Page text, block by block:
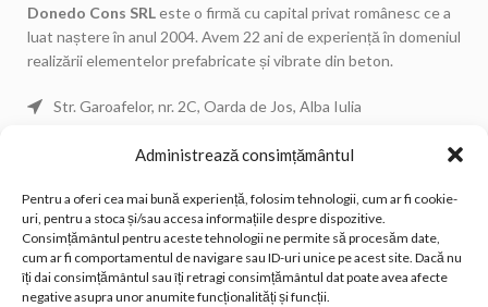
Administrează consimțământul
Pentru a oferi cea mai bună experiență, folosim tehnologii, cum ar fi cookie-
uri, pentru a stoca și/sau accesa informațiile despre dispozitive.
Consimțământul pentru aceste tehnologii ne permite să procesăm date,
cum ar fi comportamentul de navigare sau ID-uri unice pe acest site. Dacă nu
îți dai consimțământul sau îți retragi consimțământul dat poate avea afecte
negative asupra unor anumite funcționalități și funcții.
Donedo Cons SRLeste o firmă cu capital privat românesc ce a
luat naștere în anul 2004. Avem 22 ani de experiență în domeniul
realizării elementelor prefabricate și vibrate din beton.
Str. Garoafelor, nr. 2C, Oarda de Jos, Alba Iulia
Telefon Fix: 0258 815 533
Email: office@donedocons.ro
POSTĂRI RECENTE